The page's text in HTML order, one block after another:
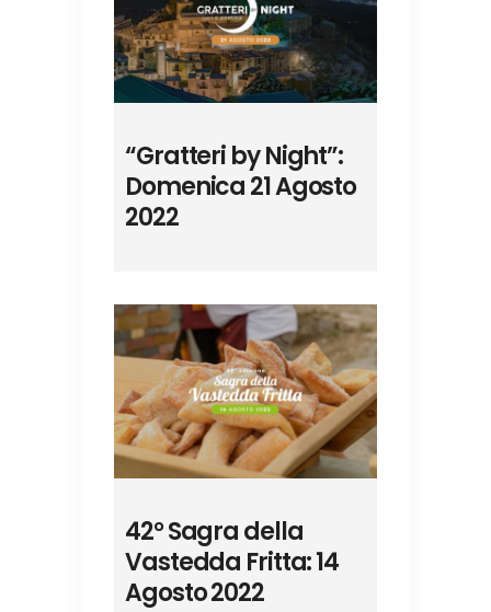
“Gratteri by Night”:
Domenica 21 Agosto
2022
42° Sagra della
Vastedda Fritta: 14
Agosto 2022